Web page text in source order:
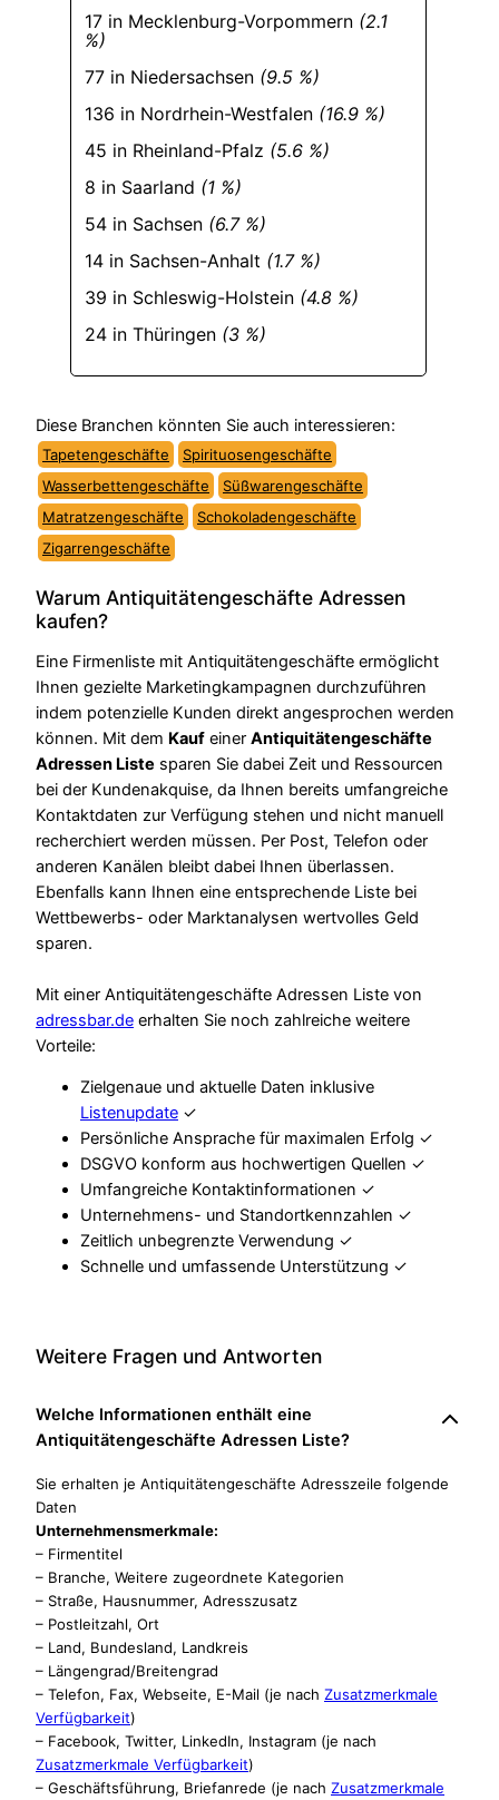
17 in Mecklenburg-Vorpommern (2.1
%)
77 in Niedersachsen (9.5 %)
136 in Nordrhein-Westfalen (16.9 %)
45 in Rheinland-Pfalz (5.6 %)
8 in Saarland (1 %)
54 in Sachsen (6.7 %)
14 in Sachsen-Anhalt (1.7 %)
39 in Schleswig-Holstein (4.8 %)
24 in Thüringen (3 %)
Diese Branchen könnten Sie auch interessieren:
Tapetengeschäfte
Spirituosengeschäfte
Wasserbettengeschäfte
Süßwarengeschäfte
Matratzengeschäfte
Schokoladengeschäfte
Zigarrengeschäfte
Warum Antiquitätengeschäfte Adressen
kaufen?
Eine Firmenliste mit Antiquitätengeschäfte ermöglicht
Ihnen gezielte Marketingkampagnen durchzuführen
indem potenzielle Kunden direkt angesprochen werden
können. Mit dem Kauf einer Antiquitätengeschäfte
Adressen Liste sparen Sie dabei Zeit und Ressourcen
bei der Kundenakquise, da Ihnen bereits umfangreiche
Kontaktdaten zur Verfügung stehen und nicht manuell
recherchiert werden müssen. Per Post, Telefon oder
anderen Kanälen bleibt dabei Ihnen überlassen.
Ebenfalls kann Ihnen eine entsprechende Liste bei
Wettbewerbs- oder Marktanalysen wertvolles Geld
sparen.
Mit einer Antiquitätengeschäfte Adressen Liste von
adressbar.de erhalten Sie noch zahlreiche weitere
Vorteile:
Zielgenaue und aktuelle Daten inklusive
Listenupdate ✓
Persönliche Ansprache für maximalen Erfolg ✓
DSGVO konform aus hochwertigen Quellen ✓
Umfangreiche Kontaktinformationen ✓
Unternehmens- und Standortkennzahlen ✓
Zeitlich unbegrenzte Verwendung ✓
Schnelle und umfassende Unterstützung ✓
Weitere Fragen und Antworten
Welche Informationen enthält eine
Antiquitätengeschäfte Adressen Liste?
Sie erhalten je Antiquitätengeschäfte Adresszeile folgende
Daten
Unternehmensmerkmale:
– Firmentitel
– Branche, Weitere zugeordnete Kategorien
– Straße, Hausnummer, Adresszusatz
– Postleitzahl, Ort
– Land, Bundesland, Landkreis
– Längengrad/Breitengrad
– Telefon, Fax, Webseite, E-Mail (je nach Zusatzmerkmale
Verfügbarkeit)
– Facebook, Twitter, LinkedIn, Instagram (je nach
Zusatzmerkmale Verfügbarkeit)
– Geschäftsführung, Briefanrede (je nach Zusatzmerkmale